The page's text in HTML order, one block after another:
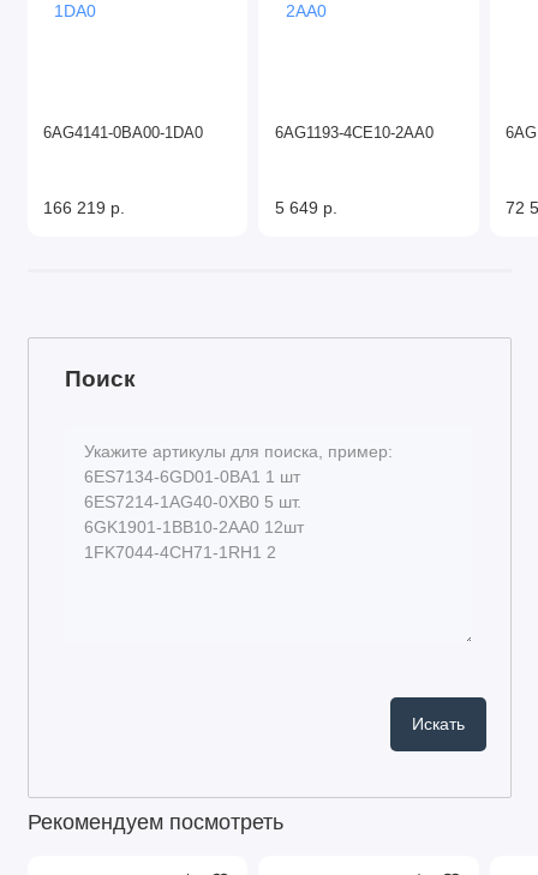
6AG4141-0BA00-1DA0
166 219 р.
6AG1193-4CE10-2AA0
5 649 р. 72
Поиск
Рекомендуем посмотреть